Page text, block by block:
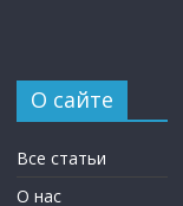
О сайте
Все статьи
О нас